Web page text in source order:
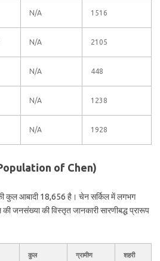
N/A 1516
N/A 2105
N/A 448
N/A 1238
N/A 1928
of Chen)
आबादी 18,656 है। चेन सर्किल में लगभग
जनसंख्या की विस्तृत जानकारी सारणीबद्ध प्रारूप
कुल ग्रामीण शहरी